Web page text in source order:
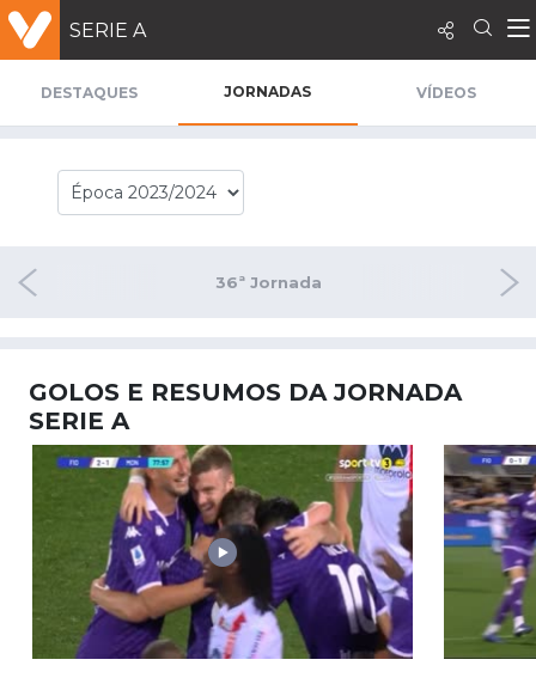
SERIE A
DESTAQUES JORNADAS VÍDEOS
36ª Jornada 37ª
GOLOS E RESUMOS DA JORNADA
SERIE A